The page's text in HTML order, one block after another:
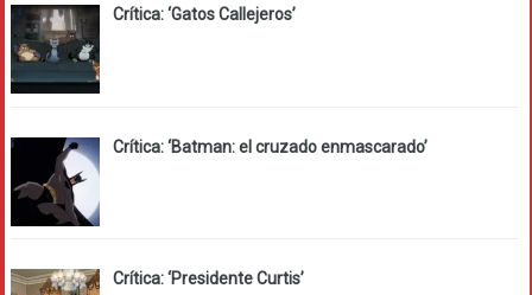
Crítica: ‘Gatos Callejeros’
Crítica: ‘Batman: el cruzado enmascarado’
Crítica: ‘Presidente Curtis’